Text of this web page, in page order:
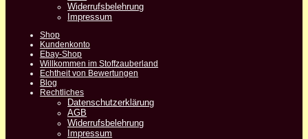
Widerrufsbelehrung
Impressum
Shop
Kundenkonto
Ebay-Shop
Willkommen im Stoffzauberland
Echtheit von Bewertungen
Blog
Rechtliches
Datenschutzerklärung
AGB
Widerrufsbelehrung
Impressum